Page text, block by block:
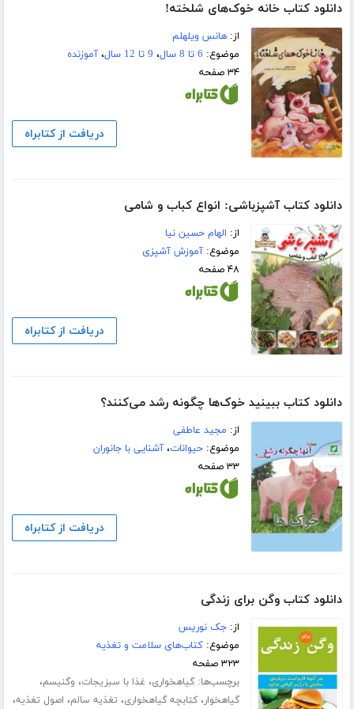
دانلود کتاب خانه خوک‌های شلخته!
از:هانس ویلهلم
موضوع: 6 تا 8 سال ، 9 تا 12 سال ،آموزنده
۳۴ صفحه
دریافت از کتابراه
دانلود کتاب آشپزباشی: انواع کباب و شامى
از: الهام حسین نیا
موضوع:آموزش آشپزی
۴۸ صفحه
دریافت از کتابراه
دانلود کتاب ببینید خوک‌ها چگونه رشد می‌کنند؟
از: مجید عاطفی
موضوع:حیوانات،آشنایی با جانوران
۳۳ صفحه
دریافت از کتابراه
دانلود کتاب وگن برای زندگی
از:جک نوریس
موضوع:کتاب‌های سلامت و تغذیه
۳۲۳ صفحه
برچسب‌ها:گیاهخواری، غذا با سبزیجات، وگنیسم،
گیاهخوار،کتابچه گیاهخواری، تغذیه سالم، اصول تغذیه،